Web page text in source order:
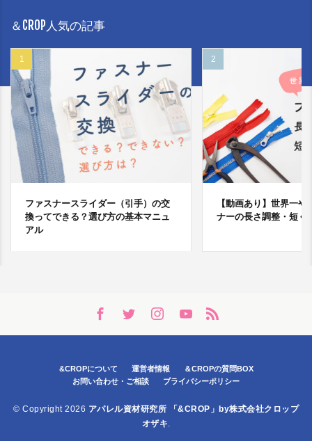
＆CROP人気の記事
ファスナースライダー（引手）の交
換ってできる？選び方の基本マニュ
アル
【動画あり】世界一や
ナーの長さ調整・短く
&CROPについて 運営者情報
＆CROPの質問BOX
お問い合わせ・ご相談
プライバシーポリシー
© Copyright 2026 アパレル資材研究所 「&CROP」by株式会社クロップ
オザキ